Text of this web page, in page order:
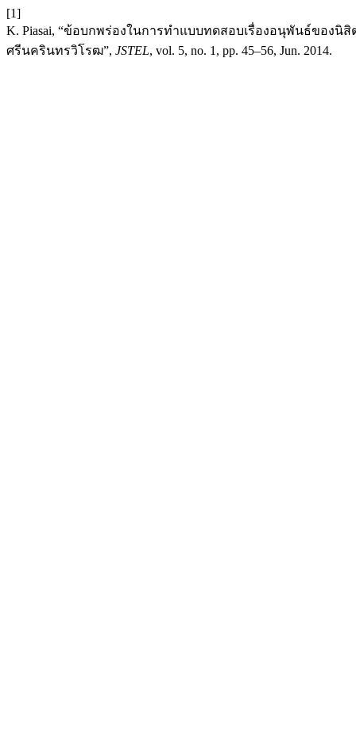
[1]
K. Piasai, “ข้อบกพร่องในการทำแบบทดสอบเรื่องอนุพันธ์ของ
ศรีนครินทรวิโรฒ”, JSTEL, vol. 5, no. 1, pp. 45–56, Jun. 2014.